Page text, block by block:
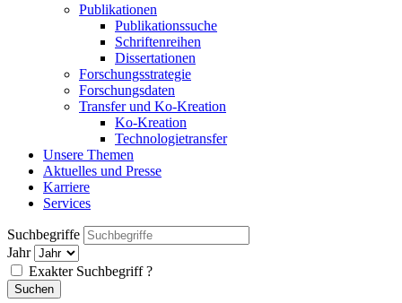
Publikationen
Publikationssuche
Schriftenreihen
Dissertationen
Forschungsstrategie
Forschungsdaten
Transfer und Ko-Kreation
Ko-Kreation
Technologietransfer
Unsere Themen
Aktuelles und Presse
Karriere
Services
Suchbegriffe
Jahr
Exakter Suchbegriff ?